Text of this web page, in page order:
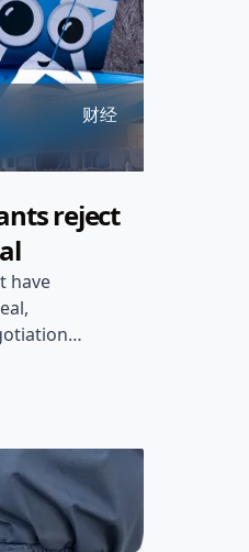
财经
reject
have